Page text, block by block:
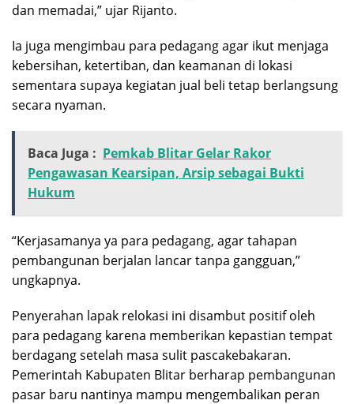
dan memadai,” ujar Rijanto.
Ia juga mengimbau para pedagang agar ikut menjaga
kebersihan, ketertiban, dan keamanan di lokasi
sementara supaya kegiatan jual beli tetap berlangsung
secara nyaman.
Baca Juga : Pemkab Blitar Gelar Rakor
Pengawasan Kearsipan, Arsip sebagai Bukti
Hukum
“Kerjasamanya ya para pedagang, agar tahapan
pembangunan berjalan lancar tanpa gangguan,”
ungkapnya.
Penyerahan lapak relokasi ini disambut positif oleh
para pedagang karena memberikan kepastian tempat
berdagang setelah masa sulit pascakebakaran.
Pemerintah Kabupaten Blitar berharap pembangunan
pasar baru nantinya mampu mengembalikan peran